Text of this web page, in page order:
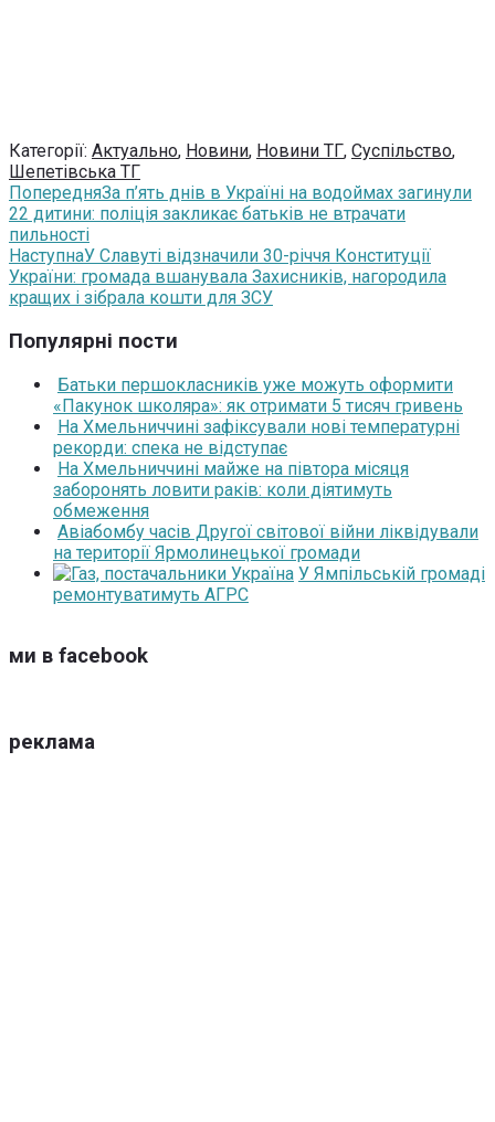
Категорії: Актуально, Новини, Новини ТГ, Суспільство,
Шепетівська ТГ
ПопередняЗа п’ять днів в Україні на водоймах загинули
22 дитини: поліція закликає батьків не втрачати
пильності
НаступнаУ Славуті відзначили 30-річчя Конституції
України: громада вшанувала Захисників, нагородила
кращих і зібрала кошти для ЗСУ
Популярні пости
Батьки першокласників уже можуть оформити
«Пакунок школяра»: як отримати 5 тисяч гривень
На Хмельниччині зафіксували нові температурні
рекорди: спека не відступає
На Хмельниччині майже на півтора місяця
заборонять ловити раків: коли діятимуть
обмеження
Авіабомбу часів Другої світової війни ліквідували
на території Ярмолинецької громади
У Ямпільській громаді
ремонтуватимуть АГРС
ми в facebook
реклама